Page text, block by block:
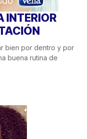
INTERIOR
bien por dentro y por
buena rutina de